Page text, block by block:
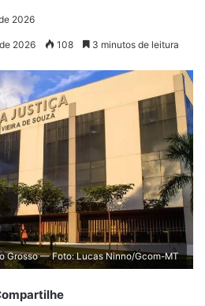
2026
2026 108 3 minutos de leitura
Grosso — Foto: Lucas Ninno/Gcom-MT